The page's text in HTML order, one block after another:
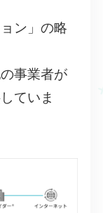
ン」の略
事業者が
ていま